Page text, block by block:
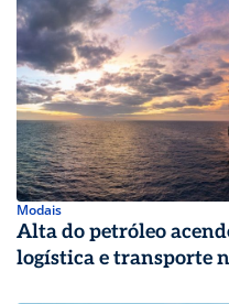
Modais
Alta do petróleo
logística e transporte